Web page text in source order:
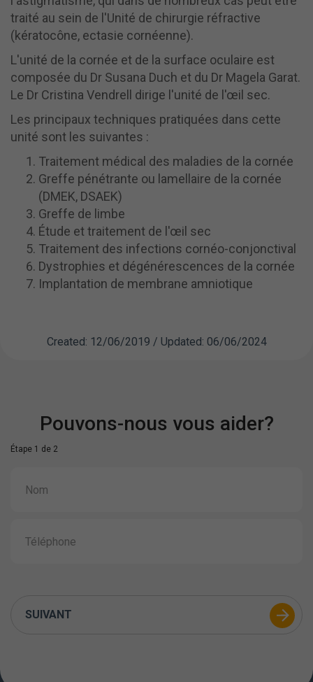
traité au sein de l'Unité de chirurgie réfractive
(kératocône, ectasie cornéenne).
L'unité de la cornée et de la surface oculaire est
composée du Dr Susana Duch et du Dr Magela Garat.
Le Dr Cristina Vendrell dirige l'unité de l'œil sec.
Les principaux techniques pratiquées dans cette
unité sont les suivantes :
Traitement médical des maladies de la cornée
Greffe pénétrante ou lamellaire de la cornée
(DMEK, DSAEK)
Greffe de limbe
Étude et traitement de l'œil sec
Traitement des infections cornéo-conjonctival
Dystrophies et dégénérescences de la cornée
Implantation de membrane amniotique
Created: 12/06/2019 / Updated: 06/06/2024
Pouvons-nous vous aider?
Étape 1 de 2
SUIVANT